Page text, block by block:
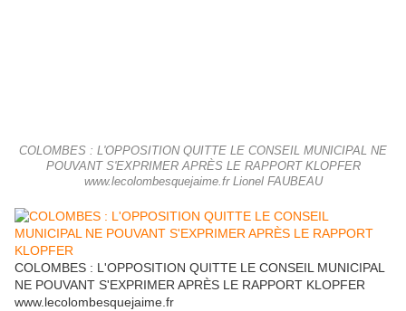
COLOMBES : L'OPPOSITION QUITTE LE CONSEIL MUNICIPAL NE
POUVANT S'EXPRIMER APRÈS LE RAPPORT KLOPFER
www.lecolombesquejaime.fr Lionel FAUBEAU
COLOMBES : L'OPPOSITION QUITTE LE CONSEIL MUNICIPAL
NE POUVANT S'EXPRIMER APRÈS LE RAPPORT KLOPFER
www.lecolombesquejaime.fr